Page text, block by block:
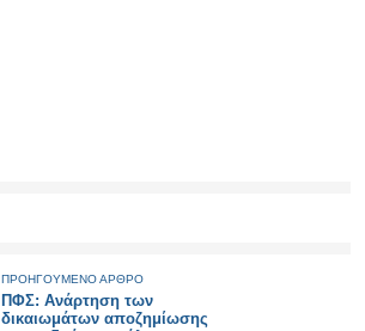
ΠΡΟΗΓΟΥΜΕΝΟ ΑΡΘΡΟ
ΠΦΣ: Ανάρτηση των
δικαιωμάτων αποζημίωσης